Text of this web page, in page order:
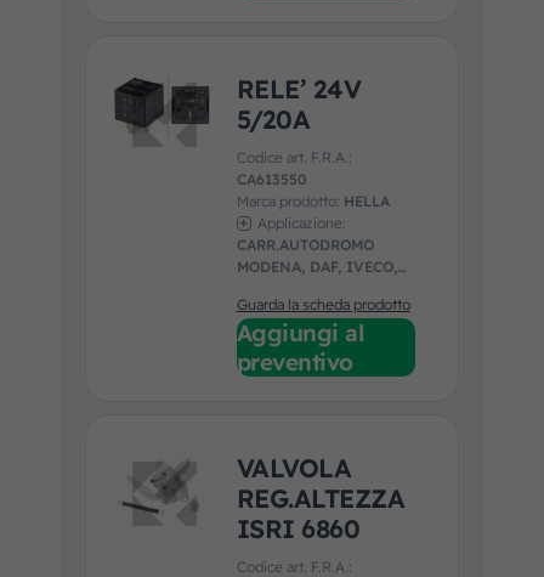
RELE’ 24V
5/20A
Codice art. F.R.A.:
CA613550
Marca prodotto: HELLA
Applicazione:
CARR.AUTODROMO
MODENA, DAF, IVECO,
RENAULT
Guarda la scheda prodotto
Aggiungi al
preventivo
VALVOLA
REG.ALTEZZA
ISRI 6860
Codice art. F.R.A.: